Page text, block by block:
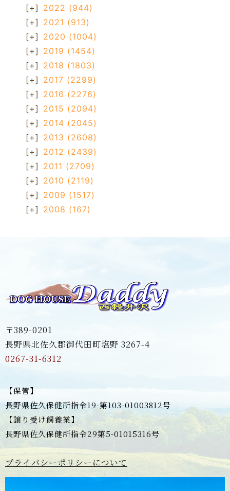
[+] 2022 (944)
[+] 2021 (913)
[+] 2020 (1004)
[+] 2019 (1454)
[+] 2018 (1803)
[+] 2017 (2299)
[+] 2016 (2276)
[+] 2015 (2094)
[+] 2014 (2045)
[+] 2013 (2608)
[+] 2012 (2439)
[+] 2011 (2709)
[+] 2010 (2119)
[+] 2009 (1517)
[+] 2008 (167)
〒389-0201
長野県北佐久郡御代田町塩野 3267-4
0267-31-6312
【保管】
長野県佐久保健所指令19-第103-01003812号
【譲り受け飼養業】
長野県佐久保健所指令29第5-01015316号
プライバシーポリシーについて